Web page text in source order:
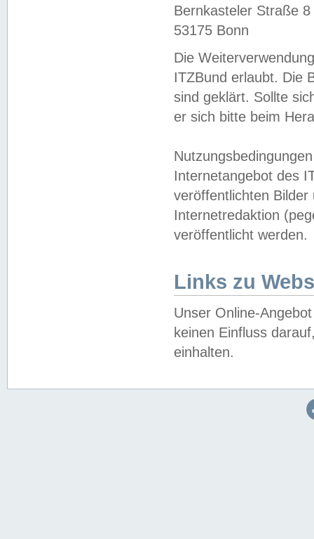
Bernkasteler Straße 8
53175 Bonn
Die
ITZBund erlaubt. Die
sind geklärt. Sollte
er sich bitte beim
Internetangebot des
veröffentlichten
Internetredaktion
veröffentlicht werden.
Links zu
Unser Online-
keinen Einfluss
einhalten.